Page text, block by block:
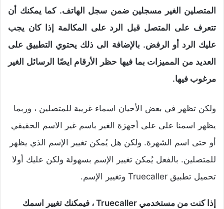
المتصلين الغير مسجلين ضمن سجل الهاتف. كما يمكنك أن
تتعرف على المتصل قبل الرد على المكالمة إذا كان يجب
عليك الرد أو الرفض. بالإضافة الى ذلك يحتوي التطبيق على
العديد من المميزات بما فيها حظر الأرقام ايضًا الرسائل الغير
مرغوب فيها.
ولكن تظهر في بعض الأحيان اسماء غريبة للمتصلين ، وربما
يظهر اسمنا على على أجهزة الغير باسم غير الاسم الحقيقي
أو حتى اسم الشهرة. ولكن هل يُمكن تغيير الإسم الذي يظهر
للمتصلين. بالفعل يُمكن تغيير الإسم بسهولة ولكن عليك أولا
تحميل تطبيق Truecaller وتغيير الإسم.
إذا كنت من مستخدمي Truecaller ، فيمكنك تغيير اسمك